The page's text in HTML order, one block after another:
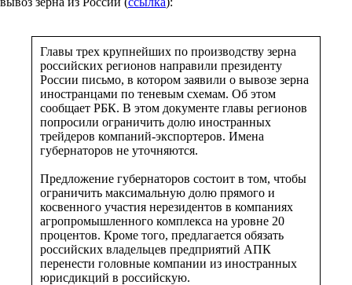
Главы трех крупнейших по производству зерна
российских регионов направили президенту
России письмо, в котором заявили о вывозе зерна
иностранцами по теневым схемам. Об этом
сообщает РБК. В этом документе главы регионов
попросили ограничить долю иностранных
трейдеров компаний-экспортеров. Имена
губернаторов не уточняются.
Предложение губернаторов состоит в том, чтобы
ограничить максимальную долю прямого и
косвенного участия нерезидентов в компаниях
агропромышленного комплекса на уровне 20
процентов. Кроме того, предлагается обязать
российских владельцев предприятий АПК
перенести головные компании из иностранных
юрисдикций в российскую.